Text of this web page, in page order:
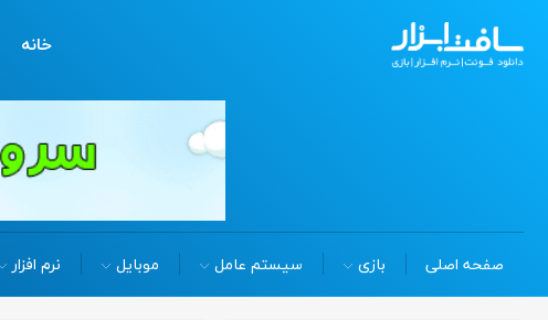
خانه
صفحه اصلی بازی سیستم عامل موبایل نرم افزار